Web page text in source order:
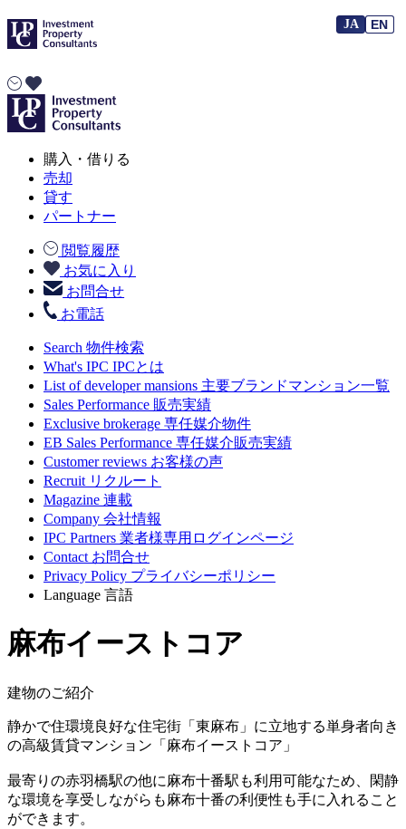
EN
購入・借りる
売却
貸す
パートナー
閲覧履歴
お気に入り
お問合せ
お電話
Search 物件検索
What's IPC IPCとは
List of developer mansions 主要ブランドマンション一覧
Sales Performance 販売実績
Exclusive brokerage 専任媒介物件
EB Sales Performance 専任媒介販売実績
Customer reviews お客様の声
Recruit リクルート
Magazine 連載
Company 会社情報
IPC Partners 業者様専用ログインページ
Contact お問合せ
Privacy Policy プライバシーポリシー
Language 言語
JA EN
麻布イーストコア
建物のご紹介
静かで住環境良好な住宅街「東麻布」に立地する単身者向き
の高級賃貸マンション「麻布イーストコア」
最寄りの赤羽橋駅の他に麻布十番駅も利用可能なため、閑静
な環境を享受しながらも麻布十番の利便性も手に入れること
ができます。